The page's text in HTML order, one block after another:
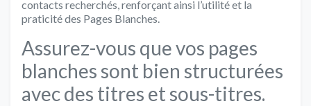
contacts recherchés, renforçant ainsi l’utilité et la
praticité des Pages Blanches.
Assurez-vous que vos pages
blanches sont bien structurées
avec des titres et sous-titres.